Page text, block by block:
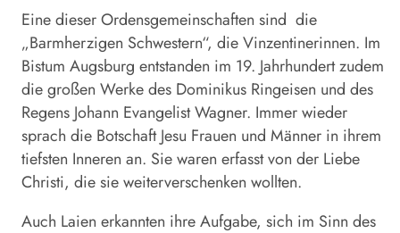
Eine dieser Ordensgemeinschaften sind die
„Barmherzigen Schwestern“, die Vinzentinerinnen. Im
Bistum Augsburg entstanden im 19. Jahrhundert zudem
die großen Werke des Dominikus Ringeisen und des
Regens Johann Evangelist Wagner. Immer wieder
sprach die Botschaft Jesu Frauen und Männer in ihrem
tiefsten Inneren an. Sie waren erfasst von der Liebe
Christi, die sie weiterverschenken wollten.
Auch Laien erkannten ihre Aufgabe, sich im Sinn des